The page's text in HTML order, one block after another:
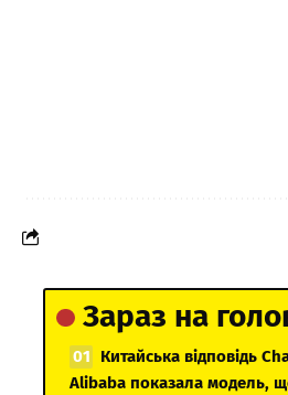
Зараз на
Китайська відповідь
Alibaba показала модель,